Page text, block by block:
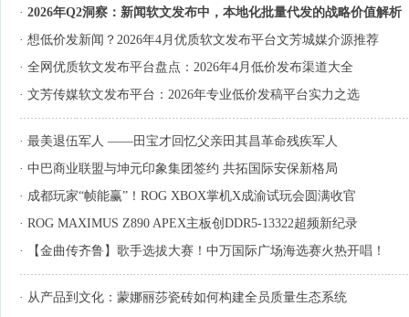
· 2026年Q2洞察：新闻软文发布中，本地化批量代发的战略价值解析
· 想低价发新闻？2026年4月优质软文发布平台文芳城媒介源推荐
· 全网优质软文发布平台盘点：2026年4月低价发布渠道大全
· 文芳传媒软文发布平台：2026年专业低价发稿平台实力之选
· 最美退伍军人 ——田宝才回忆父亲田其昌革命残疾军人
· 中巴商业联盟与坤元印象集团签约 共拓国际安保新格局
· 成都玩家“帧能赢”！ROG XBOX掌机X成渝试玩会圆满收官
· ROG MAXIMUS Z890 APEX主板创DDR5-13322超频新纪录
·
【金曲传齐鲁】歌手选拔大赛！中万国际广场海选赛火热开唱！
· 从产品到文化：蒙娜丽莎瓷砖如何构建全员质量生态系统